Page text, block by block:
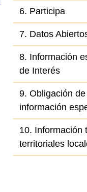
6. Participa
7. Datos
8. Información
de Interés
9. Obligación
información
10. Información
territoriales